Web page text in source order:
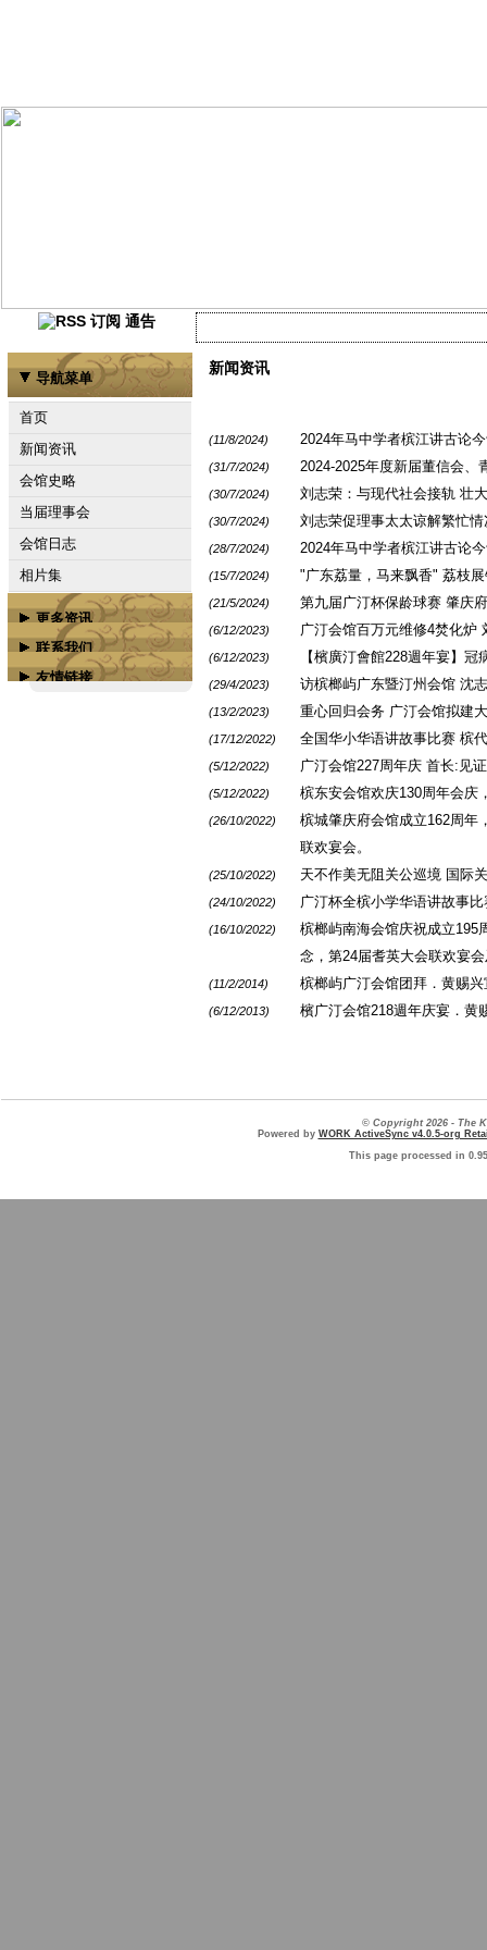
通告
导航菜单
首页
新闻资讯
会馆史略
当届理事会
会馆日志
相片集
更多资讯
属下会馆
联系我们
友情链接
新闻资讯
(11/8/2024) 2024年马中学者槟江讲古论
(31/7/2024) 2024-2025年度新届董信会、
(30/7/2024) 刘志荣：与现代社会接轨 壮
(30/7/2024) 刘志荣促理事太太谅解繁忙
(28/7/2024) 2024年马中学者槟江讲古论
(15/7/2024) "广东荔量，马来飘香" 荔枝
(21/5/2024) 第九届广汀杯保龄球赛 肇庆
(6/12/2023) 广汀会馆百万元维修4焚化炉
(6/12/2023) 【檳廣汀會館228週年宴】
(29/4/2023) 访槟榔屿广东暨汀州会馆 沈
(13/2/2023) 重心回归会务 广汀会馆拟建
(17/12/2022) 全国华小华语讲故事比赛 槟
(5/12/2022) 广汀会馆227周年庆 首长:见
(5/12/2022) 槟东安会馆欢庆130周年会庆
(26/10/2022)
槟城肇庆府会馆成立162周年
联欢宴会。
(25/10/2022) 天不作美无阻关公巡境 国际
(24/10/2022) 广汀杯全槟小学华语讲故事
(16/10/2022)
槟榔屿南海会馆庆祝成立195
念，第24届耆英大会联欢宴
(11/2/2014) 槟榔屿广汀会馆团拜．黄赐
(6/12/2013) 檳广汀会馆218週年庆宴．黄
© Copyright 2026 - The
Powered by WORK ActiveSync v4.0.5-org
This page processed in